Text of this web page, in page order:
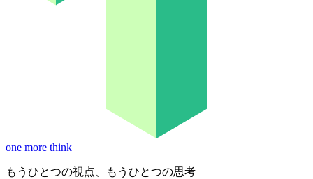
one more think
もうひとつの視点、もうひとつの思考